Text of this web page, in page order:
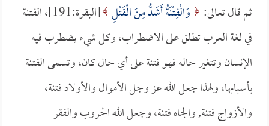
ثم قال تعالى: وَالْفِتْنَةُ أَشَدُّ مِنَ الْقَتْلِ
[البقرة:191]، الفتنة
في لغة العرب تطلق على الاضطراب، وكل شيء يضطرب فيه
الإنسان وتتغير حاله فهو فتنة على أي حال كان، وتسمى الفتنة
بأسبابها، ولهذا جعل الله عز وجل الأموال والأولاد فتنة،
والأزواج فتنة, والجاه فتنة، وجعل الله الحروب والفقر